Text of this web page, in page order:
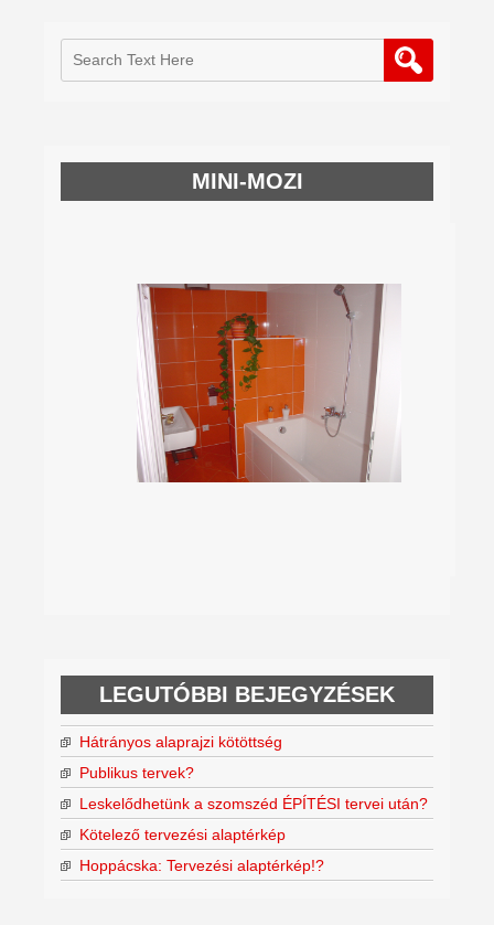
MINI-MOZI
LEGUTÓBBI BEJEGYZÉSEK
Hátrányos alaprajzi kötöttség
Publikus tervek?
Leskelődhetünk a szomszéd ÉPÍTÉSI tervei után?
Kötelező tervezési alaptérkép
Hoppácska: Tervezési alaptérkép!?